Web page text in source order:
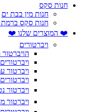
חנות סקס
חנות מין בבת ים
חנות סקס ברמת
❤️ המוצרים שלנו ❤️
ויברטורים
ויברטור
ויברטור
ויברטור